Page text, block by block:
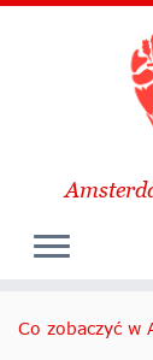
Co zobaczyć w